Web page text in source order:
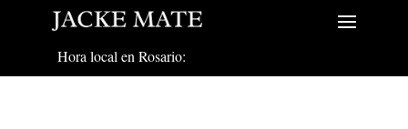
Hora local en Rosario: